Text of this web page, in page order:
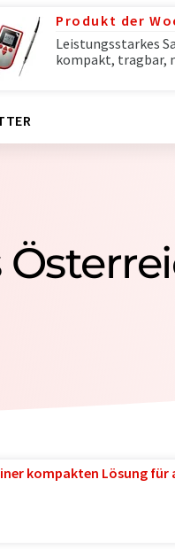
Produkt der
Leistungsstarkes
kompakt, tragbar,
kompakten Lösung für